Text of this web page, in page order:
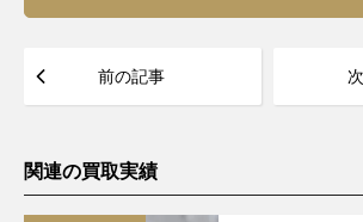
前の記事
関連の買取実績